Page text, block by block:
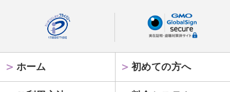
ホーム 初めての方へ